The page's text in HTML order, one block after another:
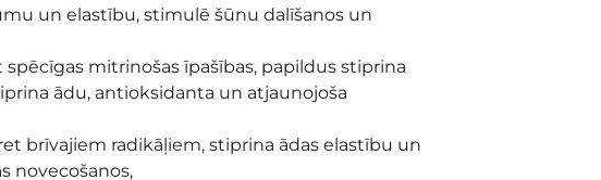
un elastību, stimulē šūnu dalīšanos un
spēcīgas mitrinošas īpašības, papildus stiprina
ādu, antioksidanta un atjaunojoša
brīvajiem radikāļiem, stiprina ādas elastību un
novecošanos,